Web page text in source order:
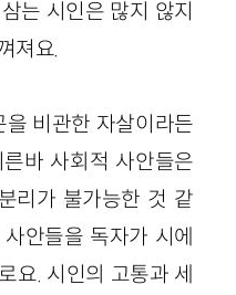
는 시인은 많지 않지
져요.
비관한 자살이라든
바 사회적 사안들은
리가 불가능한 것 같
안들을 독자가 시에
요. 시인의 고통과 세